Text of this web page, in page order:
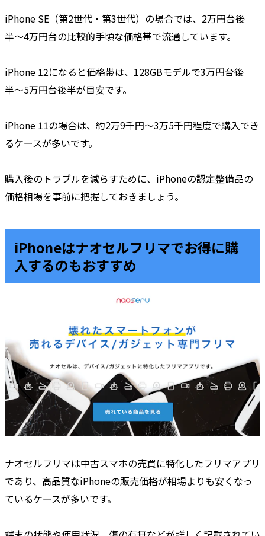
iPhone SE（第2世代・第3世代）の場合では、2万円台後
半〜4万円台の比較的手頃な価格帯で流通しています。
iPhone 12になると価格帯は、128GBモデルで3万円台後
半〜5万円台後半が目安です。
iPhone 11の場合は、約2万9千円〜3万5千円程度で購入でき
るケースが多いです。
購入後のトラブルを減らすために、iPhoneの認定整備品の
価格相場を事前に把握しておきましょう。
iPhoneはナオセルフリマでお得に購
入するのもおすすめ
ナオセルフリマは中古スマホの売買に特化したフリマアプリ
であり、高品質なiPhoneの販売価格が相場よりも安くなっ
ているケースが多いです。